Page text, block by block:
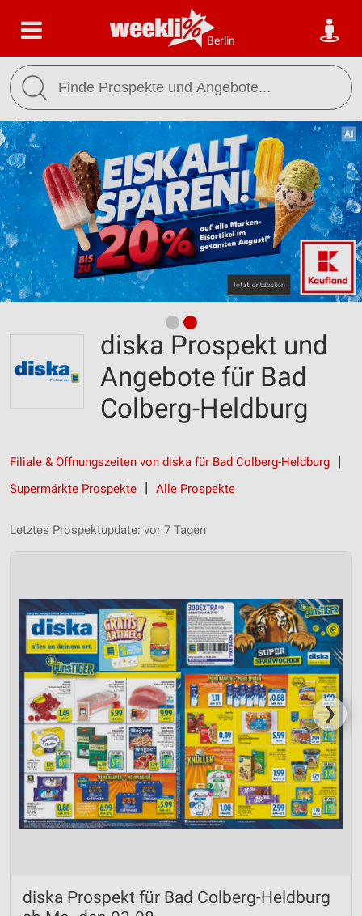
Berlin
diska Prospekt und
Angebote für Bad
Colberg-Heldburg
Filiale & Öffnungszeiten von diska für Bad Colberg-Heldburg
Supermärkte Prospekte
Alle Prospekte
Letztes Prospektupdate: vor 7 Tagen
❯
diska Prospekt für Bad Colberg-Heldburg